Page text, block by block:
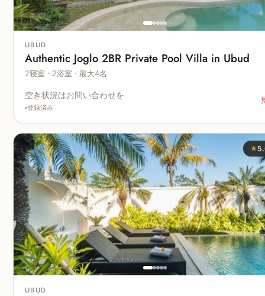
UBUD
Authentic Joglo 2BR Private Pool Villa in Ubud
2寝室 · 2浴室 · 最大4名
空き状況はお問い合わせを
登録済み
★
UBUD